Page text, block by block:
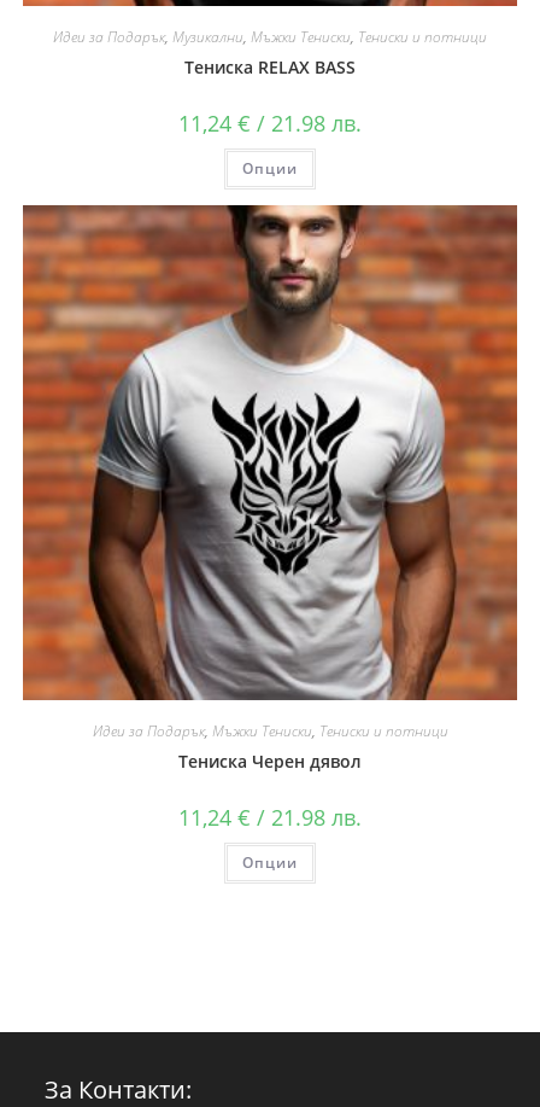
Идеи за Подарък, Музикални, Мъжки Тениски, Тениски и потници
Тениска RELAX BASS
11,24 € / 21.98 лв.
Опции
Идеи за Подарък, Мъжки Тениски, Тениски и потници
Тениска Черен дявол
11,24 € / 21.98 лв.
Опции
За Контакти: